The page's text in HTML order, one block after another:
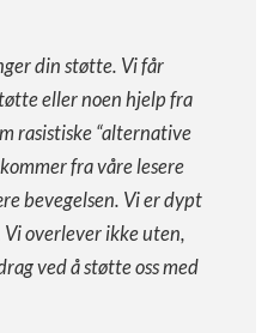
din støtte. Vi får
eller noen hjelp fra
rasistiske “alternative
fra våre lesere
bevegelsen. Vi er dypt
overlever ikke uten,
ved å støtte oss med